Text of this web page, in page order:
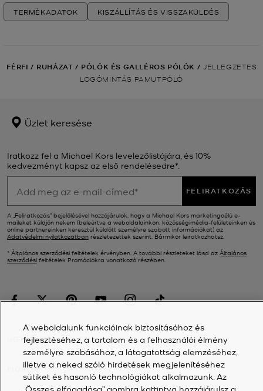
TERMÉKADATOK KISZÁLLÍTÁS ÉS VISSZAKÜLDÉS
FÉRFI / RUHÁZAT / PÓLÓK ÉS GALLÉROS PÓLÓK / JELLEGZETES
LOGÓMINTÁS PAMUTPÓLÓ
Üzlet keresése
Iratkozz fel a Michael Kors levelezőlistájára, és 10%
kedvezményt kapsz az első rendelésedre*.
FELIRATKOZÁS
A „Feliratkozás” bejelölésével hozzájárulok, hogy a Michael Kors marketingcélú e-
maileket küldjön nekem (beleértve a weboldalainkon, közösségimédia-felületeinken és
online partnereinken keresztül küldött személyre szabott információkat) az
Adatvédelmi nyilatkozatban részletezettek szerint. Bármikor leiratkozhatsz.
* Általános szerződési feltételek érvényben. A további részleteket lásd az Általános
szerződési feltételek Promóciókra vonatkozó részében.
ÜGYFÉLSZOLGÁLAT
FIÓKOM
A weboldalunk funkcióinak biztosításához és
fejlesztéséhez, a tartalom és a felhasználói élmény
személyre szabásához, a látogatottság elemzéséhez,
illetve a neked szóló hirdetések megjelenítéséhez
sütiket és hasonló technológiákat alkalmazunk. Az
„Összes elfogadása” gombra kattintva hozzájárulsz a